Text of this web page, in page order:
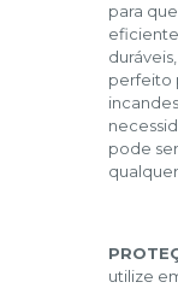
para
perfeito
pode
utilize